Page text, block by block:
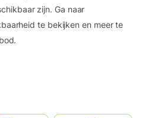
zijn. Ga naar
te bekijken en meer te